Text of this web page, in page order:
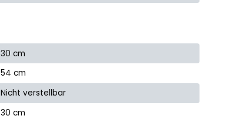
30 cm
54 cm
Nicht verstellbar
30 cm